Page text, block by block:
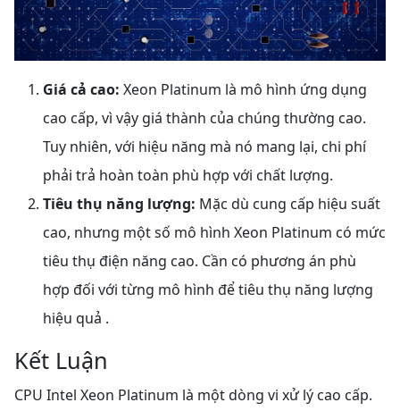
Giá cả cao: Xeon Platinum là mô hình ứng dụng
cao cấp, vì vậy giá thành của chúng thường cao.
Tuy nhiên, với hiệu năng mà nó mang lại, chi phí
phải trả hoàn toàn phù hợp với chất lượng.
Tiêu thụ năng lượng: Mặc dù cung cấp hiệu suất
cao, nhưng một số mô hình Xeon Platinum có mức
tiêu thụ điện năng cao. Cần có phương án phù
hợp đối với từng mô hình để tiêu thụ năng lượng
hiệu quả .
Kết Luận
CPU Intel Xeon Platinum là một dòng vi xử lý cao cấp.